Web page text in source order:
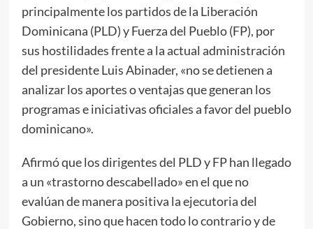
principalmente los partidos de la Liberación
Dominicana (PLD) y Fuerza del Pueblo (FP), por
sus hostilidades frente a la actual administración
del presidente Luis Abinader, «no se detienen a
analizar los aportes o ventajas que generan los
programas e iniciativas oficiales a favor del pueblo
dominicano».
Afirmó que los dirigentes del PLD y FP han llegado
a un «trastorno descabellado» en el que no
evalúan de manera positiva la ejecutoria del
Gobierno, sino que hacen todo lo contrario y de